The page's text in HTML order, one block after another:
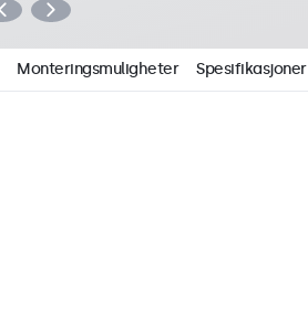
Monteringsmuligheter Spesifikasjoner